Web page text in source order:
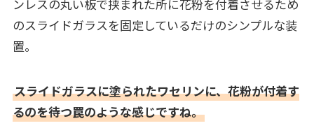
ンレスの丸い板で挟まれた所に花粉を付着させるため
のスライドガラスを固定しているだけのシンプルな装
置。
スライドガラスに塗られたワセリンに、花粉が付着す
るのを待つ罠のような感じですね。